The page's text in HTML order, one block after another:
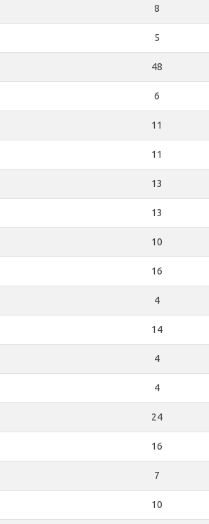
8
5
48
6
11
11
13
13
10
16
4
14
4
4
24
16
7
10